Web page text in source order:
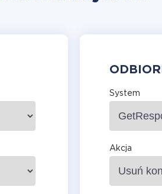
System
Akcja